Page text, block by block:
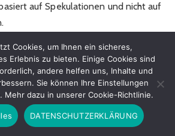
auf Spekulationen und nicht auf
dass Vorsicht geboten ist. Nicht
Frage spiegelt eine reale Situation
Themen ist eine kritische
und ethische Fragen
Cookies, um Ihnen ein sicheres,
Erlebnis zu bieten. Einige Cookies sind
andere helfen uns, Inhalte und
Sie können Ihre Einstellungen
Mehr dazu in unserer Cookie-Richtlinie.
DATENSCHUTZERKLÄRUNG